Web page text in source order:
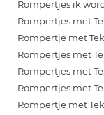
Rompertjes ik
Rompertjes met
Rompertje met
Rompertjes met
Rompertjes met
Rompertjes met
Rompertje met